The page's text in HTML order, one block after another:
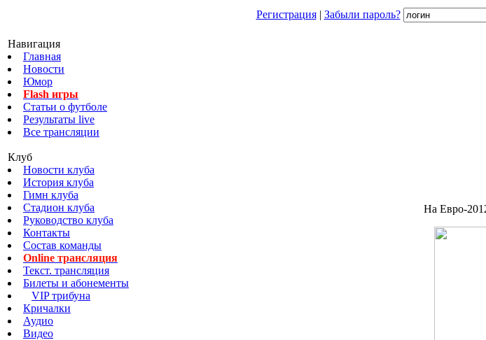
Регистрация| Забыли пароль?
Навигация
Главная
Новости
Юмор
Flash игры
Статьи о футболе
Результаты live
Все трансляции
Клуб
Новости клуба
История клуба
Гимн клуба
Стадион клуба
Руководство клуба
Контакты
Состав команды
Online трансляция
Текст. трансляция
Билеты и абонементы
VIP трибуна
Кричалки
Аудио
Видео
На Евро-